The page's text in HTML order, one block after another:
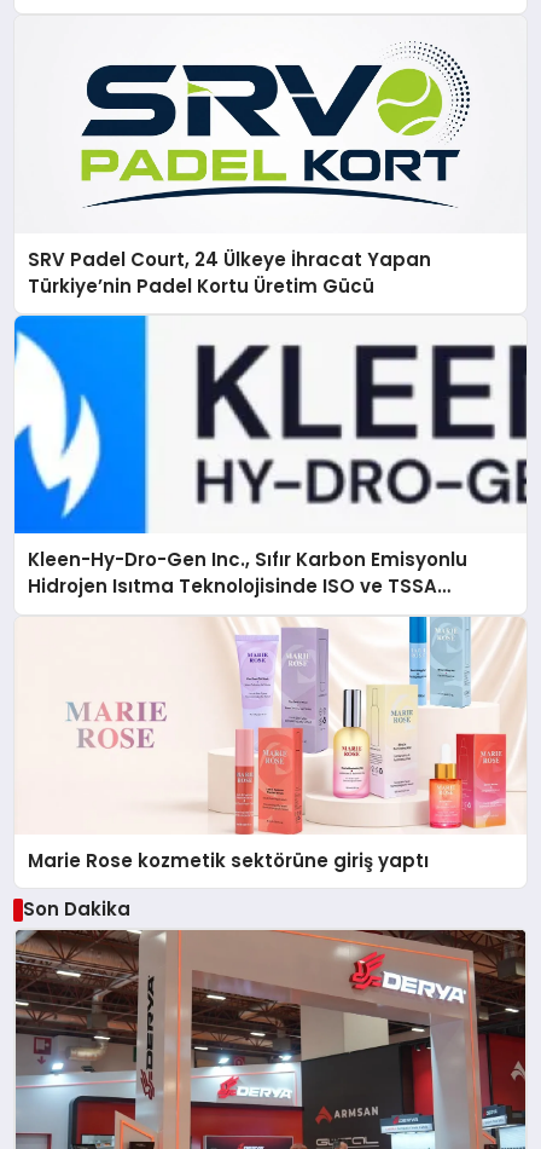
SRV Padel Court, 24 Ülkeye İhracat Yapan
Türkiye’nin Padel Kortu Üretim Gücü
Kleen-Hy-Dro-Gen Inc., Sıfır Karbon Emisyonlu
Hidrojen Isıtma Teknolojisinde ISO ve TSSA
Düzenleyici Onaylarını Aldı
Marie Rose kozmetik sektörüne giriş yaptı
Son Dakika